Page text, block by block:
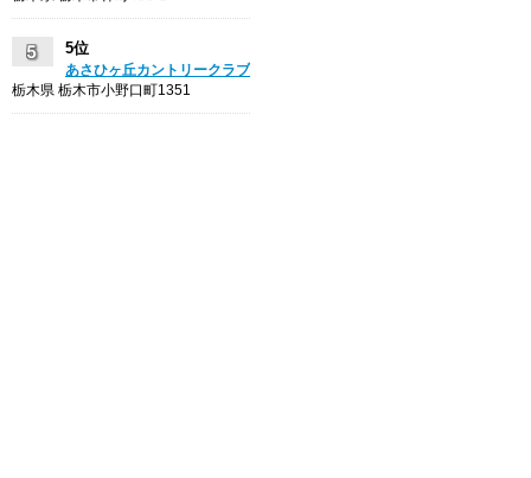
5位
あさひヶ丘カントリークラブ
栃木県 栃木市小野口町1351